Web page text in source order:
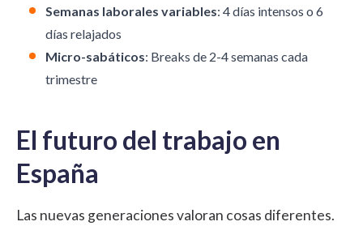
Semanas laborales variables: 4 días intensos o 6
días relajados
Micro-sabáticos: Breaks de 2-4 semanas cada
trimestre
El futuro del trabajo en
España
Las nuevas generaciones valoran cosas diferentes.